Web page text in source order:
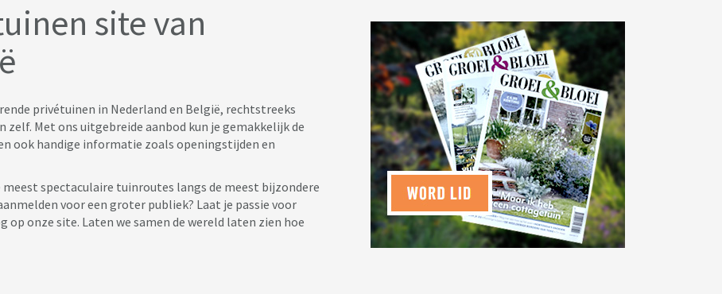
site van
privétuinen in Nederland en België, rechtstreeks
Met ons uitgebreide aanbod kun je gemakkelijk de
ook handige informatie zoals openingstijden en
spectaculaire tuinroutes langs de meest bijzondere
voor een groter publiek? Laat je passie voor
onze site. Laten we samen de wereld laten zien hoe